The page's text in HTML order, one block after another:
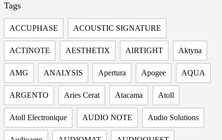
Tags
ACCUPHASE ACOUSTIC SIGNATURE
ACTINOTE AESTHETIX AIRTIGHT Aktyna
AMG ANALYSIS Apertura Apogee AQUA
ARGENTO Aries Cerat Atacama Atoll
Atoll Electronique AUDIO NOTE Audio Solutions